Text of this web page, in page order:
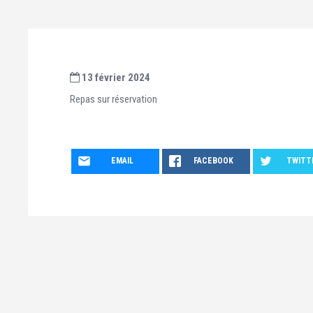
13 février 2024
Repas sur réservation
EMAIL FACEBOOK